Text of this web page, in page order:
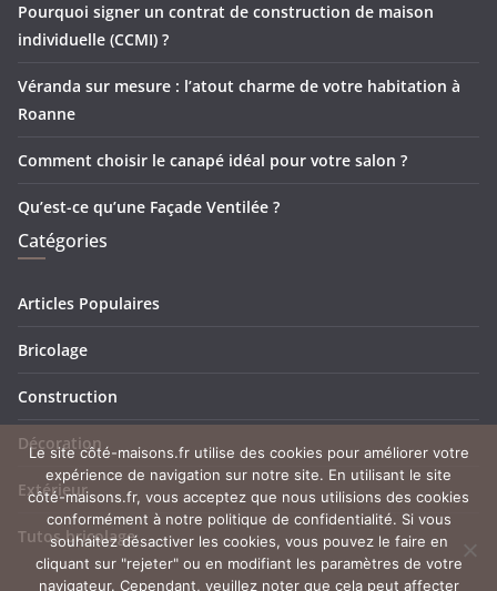
Pourquoi signer un contrat de construction de maison
individuelle (CCMI) ?
Véranda sur mesure : l’atout charme de votre habitation à
Roanne
Comment choisir le canapé idéal pour votre salon ?
Qu’est-ce qu’une Façade Ventilée ?
Catégories
Articles Populaires
Bricolage
Construction
Décoration
Extérieur
Tutos bricolage
Le site côté-maisons.fr utilise des cookies pour améliorer votre
expérience de navigation sur notre site. En utilisant le site
côté-maisons.fr, vous acceptez que nous utilisions des cookies
conformément à notre politique de confidentialité. Si vous
souhaitez désactiver les cookies, vous pouvez le faire en
cliquant sur "rejeter" ou en modifiant les paramètres de votre
navigateur. Cependant, veuillez noter que cela peut affecter